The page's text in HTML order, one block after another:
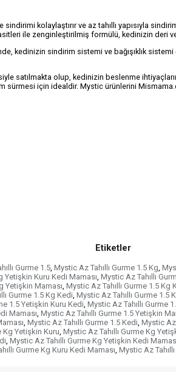
kolaylaştırır ve az tahıllı yapısıyla
ile zenginleştirilmiş formülü, kedinizin deri
kedinizin sindirim sistemi ve bağışıklık
satılmakta olup, kedinizin beslenme
sürmesi için idealdir. Mystic ürünlerini
Etiketler
Gurme 1.5, Mystic Az Tahıllı Gurme 1.5 Kg,
Yetişkin Kuru Kedi Maması, Mystic Az Tahıllı
Yetişkin Maması, Mystic Az Tahıllı Gurme 1.5 Kg
Gurme 1.5 Kg Kedi, Mystic Az Tahıllı Gurme 1.5
1.5 Yetişkin Kuru Kedi, Mystic Az Tahıllı Gurme
Maması, Mystic Az Tahıllı Gurme 1.5 Yetişkin
, Mystic Az Tahıllı Gurme 1.5 Kedi, Mystic Az
Kg Yetişkin Kuru, Mystic Az Tahıllı Gurme Kg
, Mystic Az Tahıllı Gurme Kg Yetişkin Kedi
Gurme Kg Kuru Kedi Maması, Mystic Az